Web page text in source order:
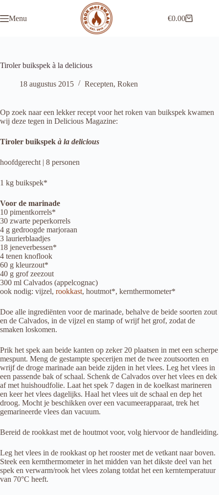
de Menu Winkelwagen
€0.00
Tiroler buikspek à la delicious
18 augustus 2015 Recepten, Roken
Op zoek naar een lekker recept voor het roken van buikspek kwamen
wij deze tegen in Delicious Magazine:
Tiroler buikspek à la delicious
hoofdgerecht | 8 personen
1 kg buikspek*
Voor de marinade
10 pimentkorrels*
30 zwarte peperkorrels
4 g gedroogde marjoraan
3 laurierblaadjes
18 jeneverbessen*
4 tenen knoflook
60 g kleurzout*
40 g grof zeezout
300 ml Calvados (appelcognac)
ook nodig: vijzel, rookkast, houtmot*, kernthermometer*
Doe alle ingrediënten voor de marinade, behalve de beide soorten zout
en de Calvados, in de vijzel en stamp of wrijf het grof, zodat de
smaken loskomen.
Prik het spek aan beide kanten op zeker 20 plaatsen in met een scherpe
mespunt. Meng de gestampte specerijen met de twee zoutsoorten en
wrijf de droge marinade aan beide zijden in het vlees. Leg het vlees in
een passende bak of schaal. Schenk de Calvados over het vlees en dek
af met huishoudfolie. Laat het spek 7 dagen in de koelkast marineren
en keer het vlees dagelijks. Haal het vlees uit de schaal en dep het
droog. Mocht je beschikken over een vacumeerapparaat, trek het
gemarineerde vlees dan vacuum.
Bereid de rookkast met de houtmot voor, volg hiervoor de handleiding.
Leg het vlees in de rookkast op het rooster met de vetkant naar boven.
Steek een kernthermometer in het midden van het dikste deel van het
spek en verwarm/rook het vlees zolang totdat het een kerntemperatuur
van 70°C heeft.